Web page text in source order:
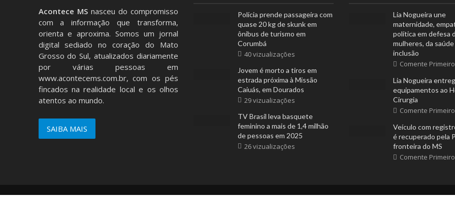
Acontece MSnasceu do compromisso
com a informação que transforma,
orienta e aproxima. Somos um jornal
digital sediado no coração do Mato
Grosso do Sul, atualizados diariamente
por várias pessoas em
www.acontecems.com.br, com os pés
fincados na realidade local e os olhos
atentos ao mundo.
SAIBA MAIS
Polícia prende passageira com
quase 20 kg de skunk em
ônibus de turismo em
Corumbá
40 vizualizações
Jovem é morto a tiros em
estrada próxima à Missão
Caiuás, em Dourados
29 vizualizações
TV Brasil leva basquete
feminino a mais de 1,4 milhão
de pessoas em 2025
26 vizualizações
Lia Nogueira une
maternidade,
política em defesa
mulheres, da saúde
inclusão
Comente Primeiro
Lia Nogueira
equipamentos ao
Cirurgia
Comente Primeiro
Veículo com
é recuperado pela
fronteira do MS
Comente Primeiro